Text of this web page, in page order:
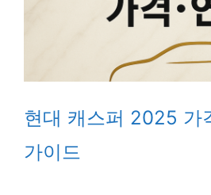
현대 캐스퍼 2025 가
가이드